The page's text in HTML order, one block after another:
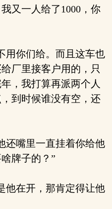
又一人给了1000，你
用你们给。而且这车也
厂里接客户用的，只
，我打算再派两个人
到时候谁没有空，还
还嘴里一直挂着你给他
牌子的？”
他在开，那肯定得让他